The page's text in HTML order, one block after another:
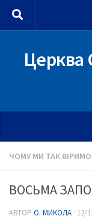
Skip to content
Церква
ЧОМУ МИ ТАК
ВОСЬМА
АВТОР О. МИКОЛА · 12/